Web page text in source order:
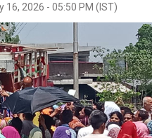
16, 2026 - 05:50 PM (IST)